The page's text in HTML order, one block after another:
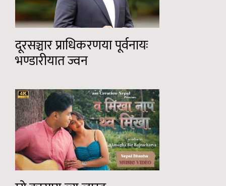
दूरसञ्चार प्राधिकरणया पूर्वनायः
भण्डारीयात ज्वन